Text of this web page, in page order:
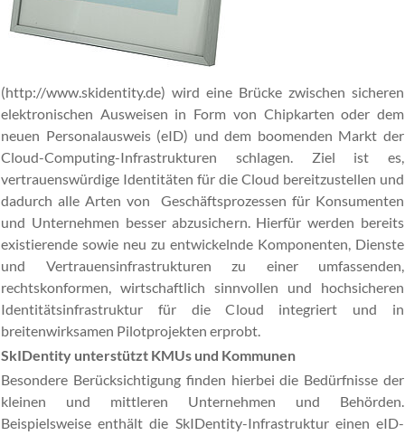
(http://www.skidentity.de) wird eine Brücke zwischen sicheren
elektronischen Ausweisen in Form von Chipkarten oder dem
neuen Personalausweis (eID) und dem boomenden Markt der
Cloud-Computing-Infrastrukturen schlagen. Ziel ist es,
vertrauenswürdige Identitäten für die Cloud bereitzustellen und
dadurch alle Arten von Geschäftsprozessen für Konsumenten
und Unternehmen besser abzusichern. Hierfür werden bereits
existierende sowie neu zu entwickelnde Komponenten, Dienste
und Vertrauensinfrastrukturen zu einer umfassenden,
rechtskonformen, wirtschaftlich sinnvollen und hochsicheren
Identitätsinfrastruktur für die Cloud integriert und in
breitenwirksamen Pilotprojekten erprobt.
SkIDentity unterstützt KMUs und Kommunen
Besondere Berücksichtigung finden hierbei die Bedürfnisse der
kleinen und mittleren Unternehmen und Behörden.
Beispielsweise enthält die SkIDentity-Infrastruktur einen eID-